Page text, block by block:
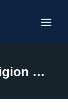
Markus 6,53-7,23 – Religion oder Liebe